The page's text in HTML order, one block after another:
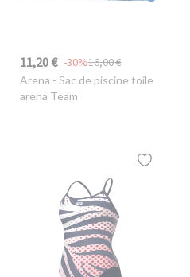
11,20 € 16,00 €
-30%
Arena - Sac de piscine toile
arena Team